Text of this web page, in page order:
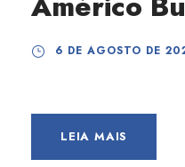
6 DE AGOSTO DE
LEIA MAIS